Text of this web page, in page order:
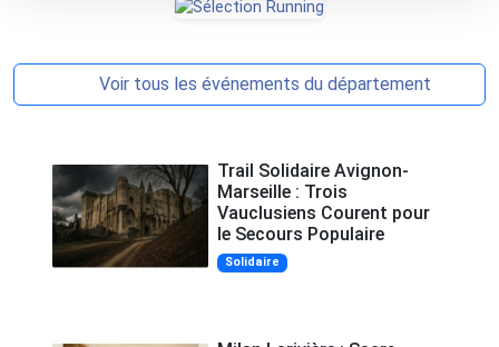
Voir tous les événements du département
Trail Solidaire Avignon-
Marseille : Trois
Vauclusiens Courent pour
le Secours Populaire
Solidaire